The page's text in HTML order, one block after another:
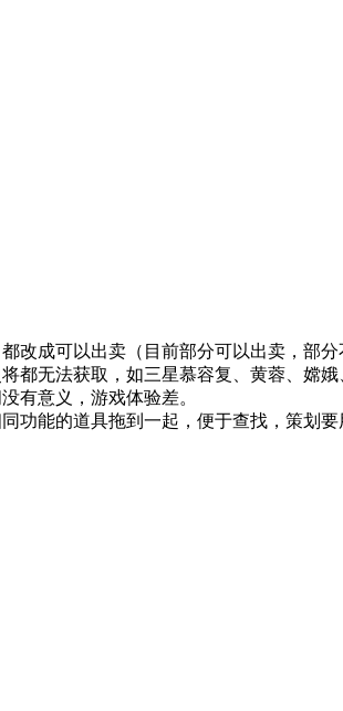
改成可以出卖（目前部分可以出卖，部
都无法获取，如三星慕容复、黄蓉、嫦
有意义，游戏体验差。
功能的道具拖到一起，便于查找，策划